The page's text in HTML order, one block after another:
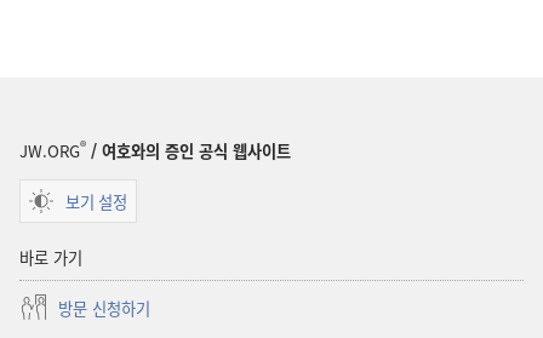
JW.ORG® / 여호와의 증인 공식 웹사이트
보기 설정
바로 가기
방문 신청하기